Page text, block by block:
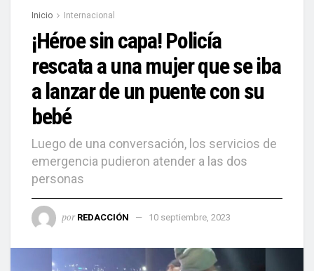
Inicio Internacional
¡Héroe sin capa! Policía
rescata a una mujer que se iba
a lanzar de un puente con su
bebé
Luego de una conversación, los servicios de
emergencia pudieron atender a las dos
personas
por REDACCIÓN 10 septiembre, 2023